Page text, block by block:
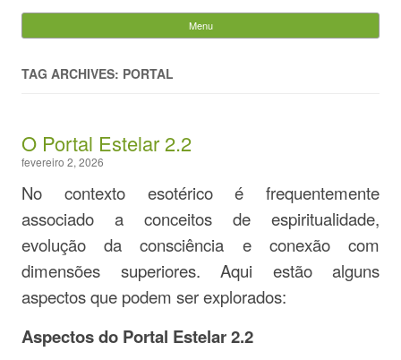
Evandro Legramonte
Menu
TAG ARCHIVES: PORTAL
O Portal Estelar 2.2
fevereiro 2, 2026
No contexto esotérico é frequentemente
associado a conceitos de espiritualidade,
evolução da consciência e conexão com
dimensões superiores. Aqui estão alguns
aspectos que podem ser explorados:
Aspectos do Portal Estelar 2.2